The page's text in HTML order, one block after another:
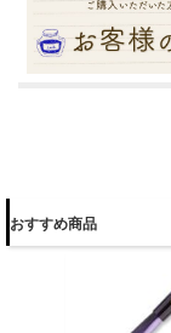
おすすめ商品